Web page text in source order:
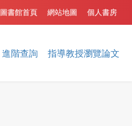
進階查詢 指導教授瀏覽論文
個人書房
網站地圖
圖書館首頁